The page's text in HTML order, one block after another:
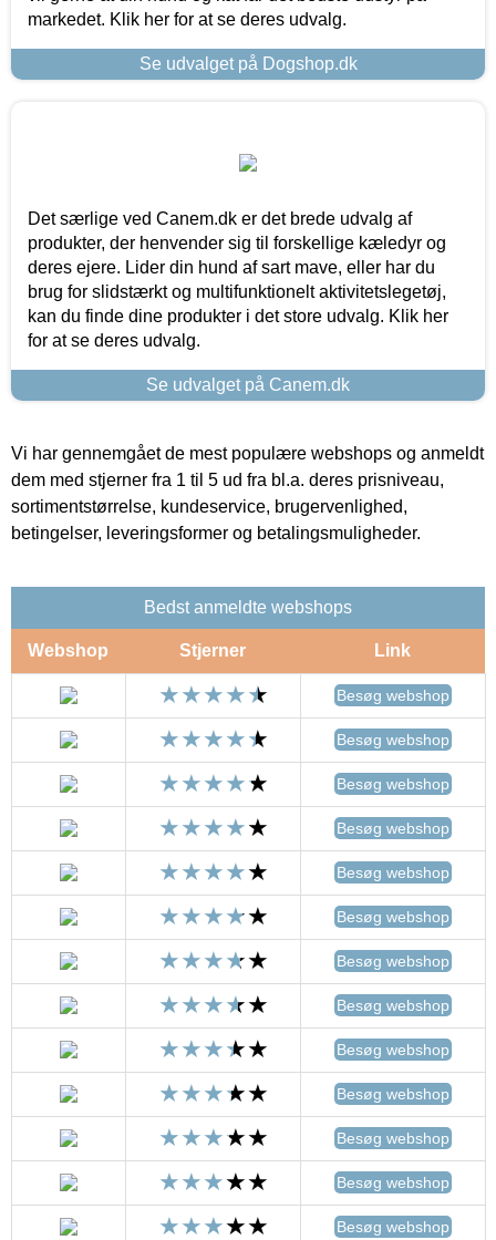
markedet. Klik her for at se deres udvalg.
Se udvalget på Dogshop.dk
Det særlige ved Canem.dk er det brede udvalg af
produkter, der henvender sig til forskellige kæledyr og
deres ejere. Lider din hund af sart mave, eller har du
brug for slidstærkt og multifunktionelt aktivitetslegetøj,
kan du finde dine produkter i det store udvalg. Klik her
for at se deres udvalg.
Se udvalget på Canem.dk
Vi har gennemgået de mest populære webshops og anmeldt
dem med stjerner fra 1 til 5 ud fra bl.a. deres prisniveau,
sortimentstørrelse, kundeservice, brugervenlighed,
betingelser, leveringsformer og betalingsmuligheder.
Bedst anmeldte webshops
Webshop Stjerner Link
Besøg webshop
Besøg webshop
Besøg webshop
Besøg webshop
Besøg webshop
Besøg webshop
Besøg webshop
Besøg webshop
Besøg webshop
Besøg webshop
Besøg webshop
Besøg webshop
Besøg webshop